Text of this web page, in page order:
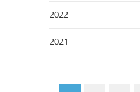
2022
2021